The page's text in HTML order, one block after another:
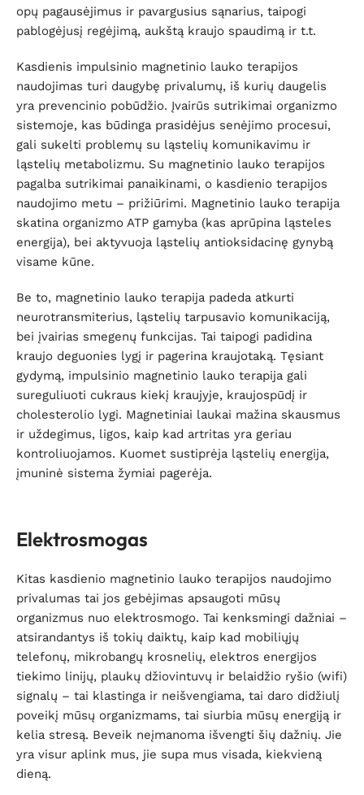
opų pagausėjimus ir pavargusius sąnarius, taipogi
pablogėjusį regėjimą, aukštą kraujo spaudimą ir t.t.
Kasdienis impulsinio magnetinio lauko terapijos
naudojimas turi daugybę privalumų, iš kurių daugelis
yra prevencinio pobūdžio. Įvairūs sutrikimai organizmo
sistemoje, kas būdinga prasidėjus senėjimo procesui,
gali sukelti problemų su ląstelių komunikavimu ir
ląstelių metabolizmu. Su magnetinio lauko terapijos
pagalba sutrikimai panaikinami, o kasdienio terapijos
naudojimo metu – prižiūrimi. Magnetinio lauko terapija
skatina organizmo ATP gamyba (kas aprūpina ląsteles
energija), bei aktyvuoja ląstelių antioksidacinę gynybą
visame kūne.
Be to, magnetinio lauko terapija padeda atkurti
neurotransmiterius, ląstelių tarpusavio komunikaciją,
bei įvairias smegenų funkcijas. Tai taipogi padidina
kraujo deguonies lygį ir pagerina kraujotaką. Tęsiant
gydymą, impulsinio magnetinio lauko terapija gali
sureguliuoti cukraus kiekį kraujyje, kraujospūdį ir
cholesterolio lygi. Magnetiniai laukai mažina skausmus
ir uždegimus, ligos, kaip kad artritas yra geriau
kontroliuojamos. Kuomet sustiprėja ląstelių energija,
įmuninė sistema žymiai pagerėja.
Elektrosmogas
Kitas kasdienio magnetinio lauko terapijos naudojimo
privalumas tai jos gebėjimas apsaugoti mūsų
organizmus nuo elektrosmogo. Tai kenksmingi dažniai –
atsirandantys iš tokių daiktų, kaip kad mobiliųjų
telefonų, mikrobangų krosnelių, elektros energijos
tiekimo linijų, plaukų džiovintuvų ir belaidžio ryšio (wifi)
signalų – tai klastinga ir neišvengiama, tai daro didžiulį
poveikį mūsų organizmams, tai siurbia mūsų energiją ir
kelia stresą. Beveik neįmanoma išvengti šių dažnių. Jie
yra visur aplink mus, jie supa mus visada, kiekvieną
dieną.